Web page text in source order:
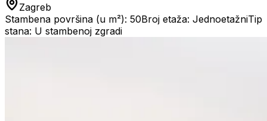
Zagreb
Stambena površina (u m²): 50Broj etaža: JednoetažniTip
stana: U stambenoj zgradi